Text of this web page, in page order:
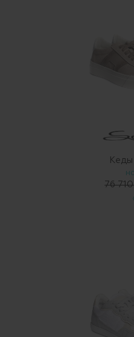
Кеды
76